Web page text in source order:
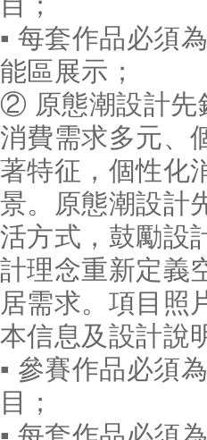
▪ 每套作品必須
能區展示；
② 原態潮設計先
消費需求多元、
著特征，個性化
景。原態潮設計
活方式，鼓勵設
計理念重新定義
居需求。項目照
本信息及設計說
▪ 參賽作品必須
目；